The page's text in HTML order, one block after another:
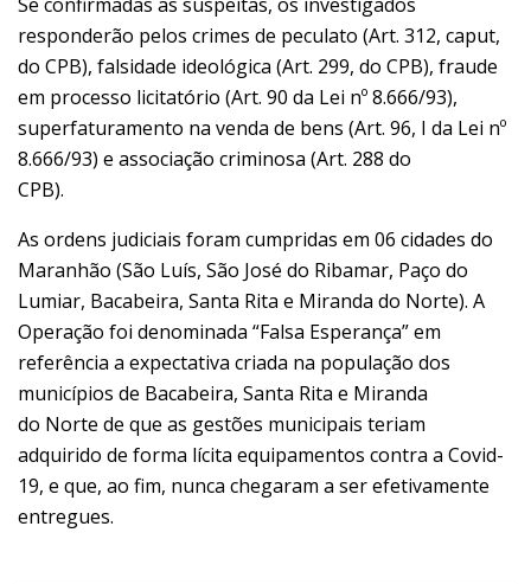
responderão pelos crimes de peculato (Art. 312, caput,
do CPB), falsidade ideológica (Art. 299, do CPB), fraude
em processo licitatório (Art. 90 da Lei nº 8.666/93),
superfaturamento na venda de bens (Art. 96, I da Lei nº
8.666/93) e associação criminosa (Art. 288 do
CPB).
As ordens judiciais foram cumpridas em 06 cidades do
Maranhão (São Luís, São José do Ribamar, Paço do
Lumiar, Bacabeira, Santa Rita e Miranda do Norte). A
Operação foi denominada “Falsa Esperança” em
referência a expectativa criada na população dos
municípios de Bacabeira, Santa Rita e Miranda
do Norte de que as gestões municipais teriam
adquirido de forma lícita equipamentos contra a Covid-
19, e que, ao fim, nunca chegaram a serefetivamente
entregues.